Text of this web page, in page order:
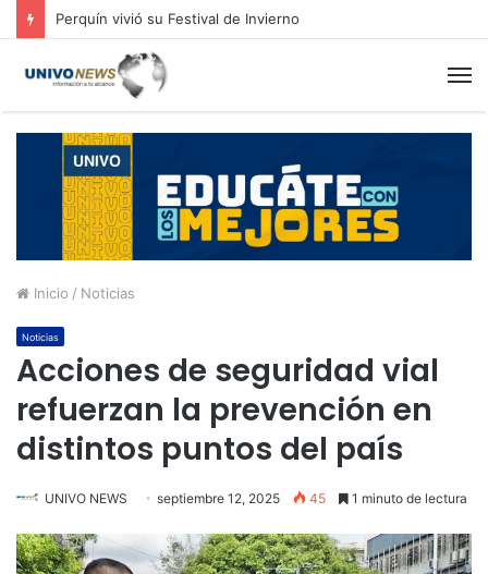
Perquín vivió su Festival de Invierno
Inicio / Noticias
Noticias
Acciones de seguridad vial
refuerzan la prevención en
distintos puntos del país
UNIVO NEWS septiembre 12, 2025 45 1 minuto de lectura